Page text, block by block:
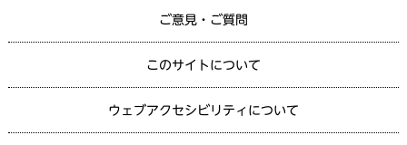
ご意見・ご質問
このサイトについて
ウェブアクセシビリティについて